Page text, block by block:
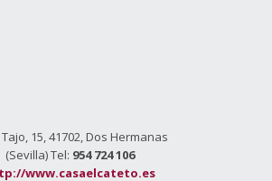
15, 41702, Dos Hermanas
(Sevilla) Tel: 954 724 106
www.casaelcateto.es